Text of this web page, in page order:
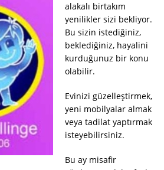
alakalı birtakım
yenilikler sizi bekliyor.
Bu sizin istediğiniz,
beklediğiniz, hayalini
kurduğunuz bir konu
olabilir.
Evinizi güzelleştirmek,
yeni mobilyalar almak
veya tadilat yaptırmak
isteyebilirsiniz.
Bu ay misafir